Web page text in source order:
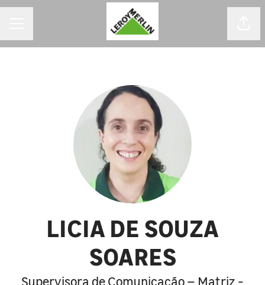
LICIA DE SOUZA
SOARES
Supervisora de Comunicação – Matriz -